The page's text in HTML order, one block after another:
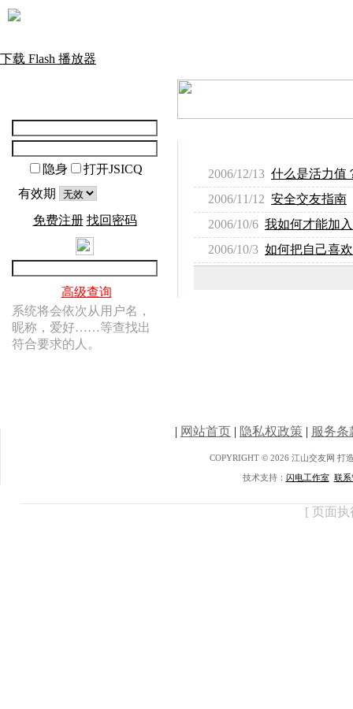
下载 Flash 播放器
隐身
打开JSICQ
有效期
免费注册 找回密码
高级查询
系统将会依次从用户名，
昵称，爱好……等查找出
符合要求的人。
2006/12/13 什么是活力值
2006/11/12 安全交友指南
2006/10/6 我如何才能加
2006/10/3 如何把自己喜
| 网站首页 | 隐私权政策 | 服务条
COPYRIGHT © 2026 江山交友网 打
技术支持： 闪电工作室 联系
[ 页面执